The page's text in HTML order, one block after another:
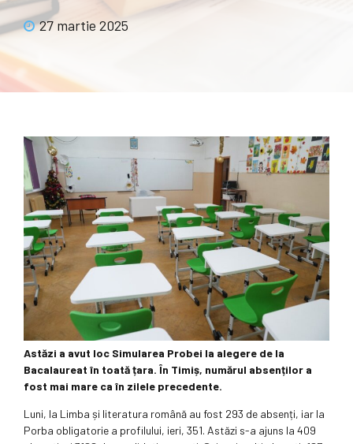
27 martie 2025
Astăzi a avut loc Simularea Probei la alegere de la
Bacalaureat în toată țara. În Timiș, numărul absenților a
fost mai mare ca în zilele precedente.
Luni, la Limba și literatura română au fost 293 de absenți, iar la
Porba obligatorie a profilului, ieri, 351. Astăzi s-a ajuns la 409